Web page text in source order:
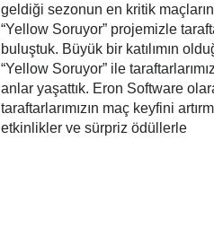
geldiği sezonun en kritik
“Yellow Soruyor” projemizle
buluştuk. Büyük bir katılımın
“Yellow Soruyor” ile
anlar yaşattık. Eron Software
taraftarlarımızın maç keyfini
etkinlikler ve sürpriz ödüllerle